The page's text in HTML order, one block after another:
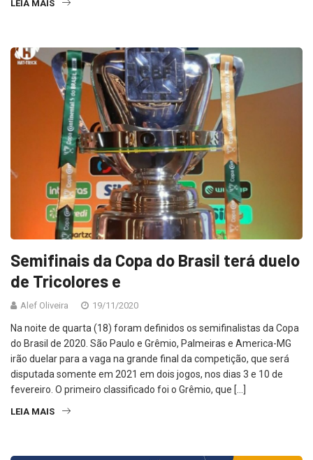
LEIA MAIS
Semifinais da Copa do Brasil terá duelo
de Tricolores e
Alef Oliveira 19/11/2020
Na noite de quarta (18) foram definidos os semifinalistas da Copa
do Brasil de 2020. São Paulo e Grêmio, Palmeiras e America-MG
irão duelar para a vaga na grande final da competição, que será
disputada somente em 2021 em dois jogos, nos dias 3 e 10 de
fevereiro. O primeiro classificado foi o Grêmio, que […]
LEIA MAIS